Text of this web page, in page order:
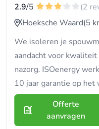
2.9/5
(2
Hoeksche Waard(5
We isoleren je
aandacht voor
nazorg. ISOenergy
10 jaar garantie op het
Offerte
aanvragen